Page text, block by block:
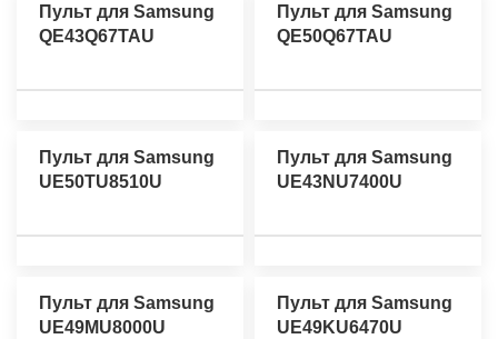
Пульт для Samsung
QE43Q67TAU
Пульт для Samsung
QE50Q67TAU
Пульт для Samsung
UE50TU8510U
Пульт для Samsung
UE43NU7400U
Пульт для Samsung
UE49MU8000U
Пульт для Samsung
UE49KU6470U